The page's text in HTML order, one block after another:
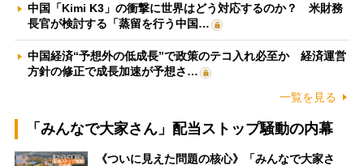
中国「Kimi K3」の衝撃に世界はどう対応するのか？ 米財務
長官が検討する「蒸留を行う中国…
中国経済“予想外の低成長”で政策のテコ入れ必至か 経済運営
方針の修正で成長加速が予想さ…
一覧を見る
「みんなで大家さん」配当ストップ騒動の内幕
《ついに見えた問題の核心》「みんなで大家さ